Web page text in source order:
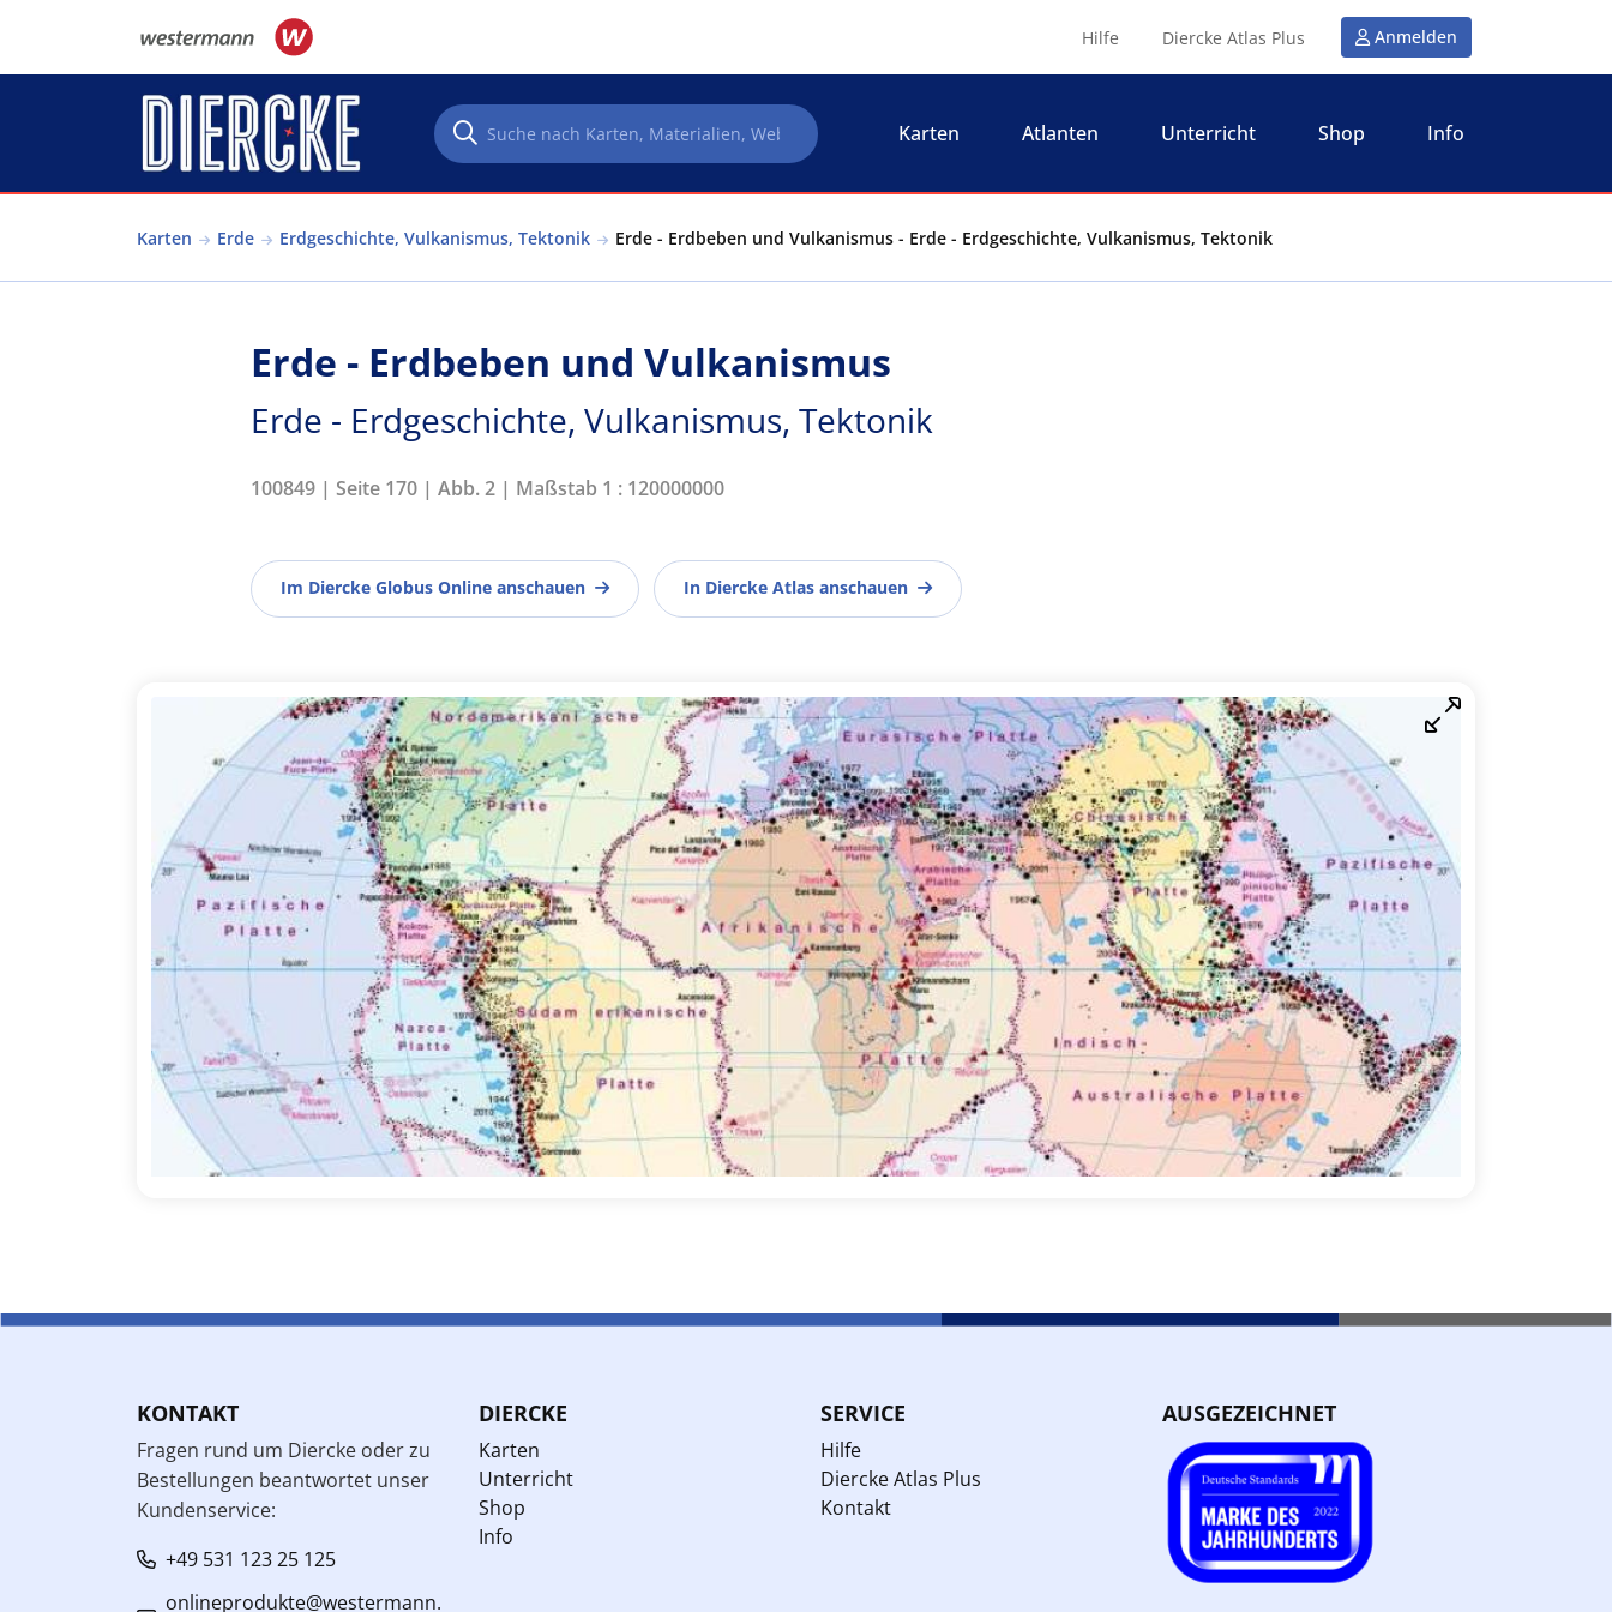
Hilfe Diercke Atlas Plus Anmelden
Karten Atlanten Unterricht Shop Info
Karten Erde Erdgeschichte, Vulkanismus, Tektonik Erde - Erdbeben und Vulkanismus - Erde - Erdgeschichte, Vulkanismus, Tektonik
Erde - Erdbeben und Vulkanismus
Erde - Erdgeschichte, Vulkanismus, Tektonik
100849 | Seite 170 | Abb. 2 | Maßstab 1 : 120000000
Im Diercke Globus Online anschauen In Diercke Atlas anschauen
KONTAKT
Fragen rund um Diercke oder zu
Bestellungen beantwortet unser
Kundenservice:
+49 531 123 25 125
onlineprodukte@westermann.
DIERCKE
Karten
Unterricht
Shop
Info
SERVICE
Hilfe
Diercke Atlas Plus
Kontakt
AUSGEZEICHNET